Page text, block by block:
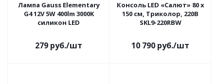
Лампа Gauss Elementary
G4 12V 5W 400lm 3000K
силикон LED
279 руб./шт
Консоль LED «Салют» 80 x
150 см, Триколор, 220В
SKL9-220RBW
10 790 руб./шт